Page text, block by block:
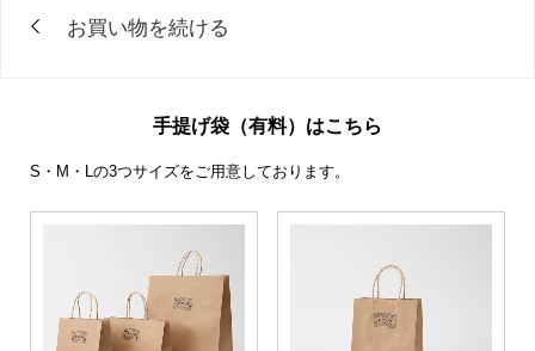
手提げ袋（有料）はこちら
S・M・Lの3つサイズをご用意しております。